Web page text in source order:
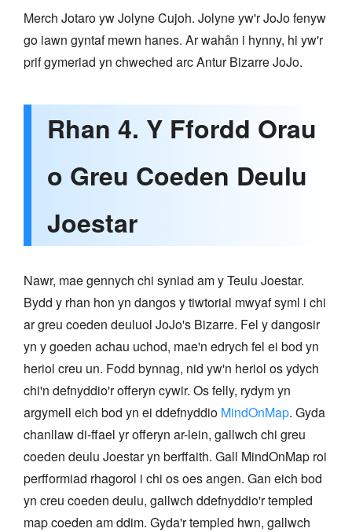
Merch Jotaro yw Jolyne Cujoh. Jolyne yw'r JoJo fenyw
go iawn gyntaf mewn hanes. Ar wahân i hynny, hi yw'r
prif gymeriad yn chweched arc Antur Bizarre JoJo.
Rhan 4. Y Ffordd Orau
o Greu Coeden Deulu
Joestar
Nawr, mae gennych chi syniad am y Teulu Joestar.
Bydd y rhan hon yn dangos y tiwtorial mwyaf syml i chi
ar greu coeden deuluol JoJo's Bizarre. Fel y dangosir
yn y goeden achau uchod, mae'n edrych fel ei bod yn
heriol creu un. Fodd bynnag, nid yw'n heriol os ydych
chi'n defnyddio'r offeryn cywir. Os felly, rydym yn
argymell eich bod yn ei ddefnyddio MindOnMap. Gyda
chanllaw di-ffael yr offeryn ar-lein, gallwch chi greu
coeden deulu Joestar yn berffaith. Gall MindOnMap roi
perfformiad rhagorol i chi os oes angen. Gan eich bod
yn creu coeden deulu, gallwch ddefnyddio'r templed
map coeden am ddim. Gyda'r templed hwn, gallwch